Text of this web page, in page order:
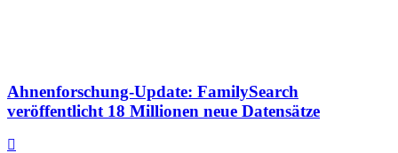
Ahnenforschung-Update: FamilySearch
veröffentlicht 18 Millionen neue Datensätze